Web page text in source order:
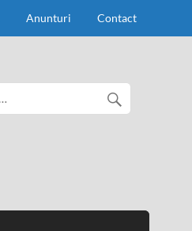
Anunturi Contact